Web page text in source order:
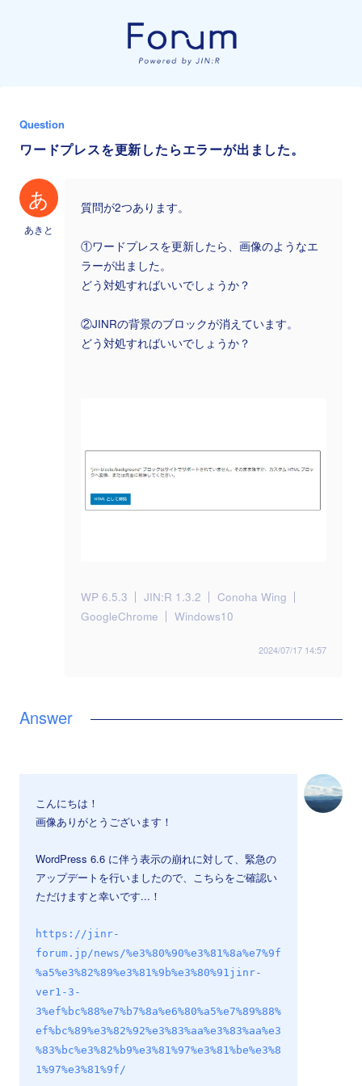
Question
ワードプレスを更新したらエラーが出ました。
あ
あきと
質問が2つあります。
①ワードプレスを更新したら、画像のようなエ
ラーが出ました。
どう対処すればいいでしょうか？
②JINRの背景のブロックが消えています。
どう対処すればいいでしょうか？
WP 6.5.3 JIN:R 1.3.2
Conoha Wing
GoogleChrome
Windows10
2024/07/17 14:57
こんにちは！
画像ありがとうございます！
WordPress 6.6 に伴う表示の崩れに対して、緊急の
アップデートを行いましたので、こちらをご確認い
ただけますと幸いです...！
https://jinr-
forum.jp/news/%e3%80%90%e3%81%8a%e7%9f
%a5%e3%82%89%e3%81%9b%e3%80%91jinr-
ver1-3-
3%ef%bc%88%e7%b7%8a%e6%80%a5%e7%89%88%
ef%bc%89%e3%82%92%e3%83%aa%e3%83%aa%e3
%83%bc%e3%82%b9%e3%81%97%e3%81%be%e3%8
1%97%e3%81%9f/